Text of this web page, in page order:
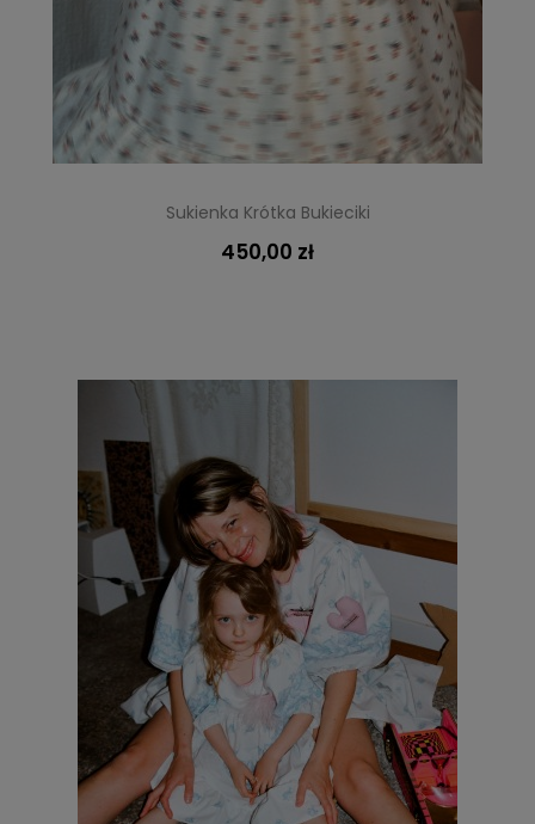
Sukienka Krótka Bukieciki
450,00 zł